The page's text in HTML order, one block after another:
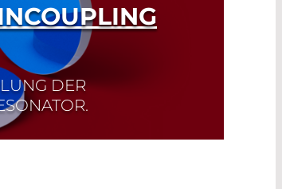
DER
genannt, ist ein